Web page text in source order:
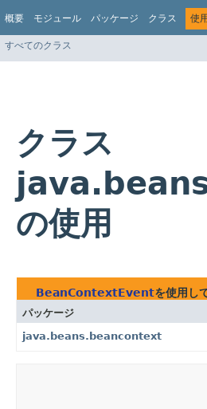
概要 モジュール パッケージ クラス 使用
すべてのクラス
クラス
の使用
BeanContextEventを使用し
パッケージ
java.beans.beancontext